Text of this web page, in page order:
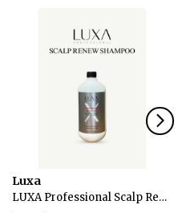
Luxa
LUXA Professional Scalp Renew Dökülme Önleyici Şampuan 1000 ml